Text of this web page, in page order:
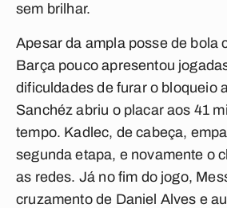
sem brilhar.
Apesar da ampla posse de bola
Barça pouco apresentou
dificuldades de furar o bloqueio
Sanchéz abriu o placar aos 41
tempo. Kadlec, de cabeça,
segunda etapa, e novamente o
as redes. Já no fim do jogo,
cruzamento de Daniel Alves e